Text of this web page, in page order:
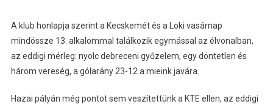
A klub honlapja szerint a Kecskemét és a Loki vasárnap
mindössze 13. alkalommal találkozik egymással az élvonalban,
az eddigi mérleg: nyolc debreceni győzelem, egy döntetlen és
három vereség, a gólarány 23-12 a mieink javára.
Hazai pályán még pontot sem veszítettünk a KTE ellen, az eddigi